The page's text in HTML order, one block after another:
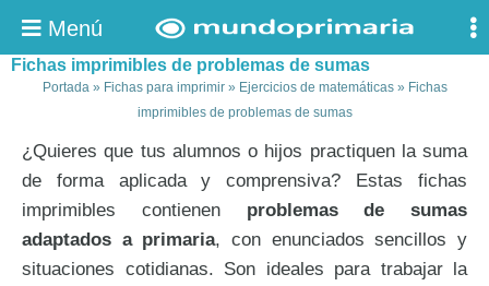
Menú
Fichas imprimibles de problemas de sumas
Portada» Fichas para imprimir» Ejercicios de matemáticas» Fichas
imprimibles de problemas de sumas
¿Quieres que tus alumnos o hijos practiquen la suma
de forma aplicada y comprensiva? Estas fichas
imprimibles contienen problemas de sumas
adaptados a primaria, con enunciados sencillos y
situaciones cotidianas. Son ideales para trabajar la